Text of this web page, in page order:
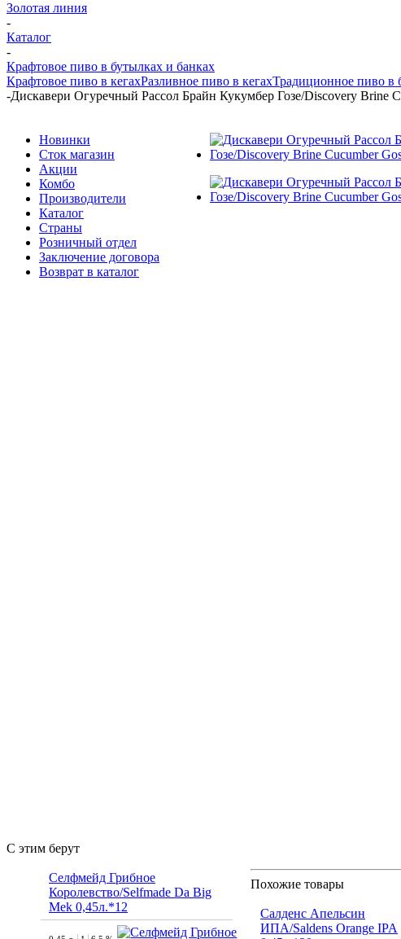
Золотая линия
-
Каталог
-
Крафтовое пиво в бутылках и банках
Крафтовое пиво в кегахРазливное пиво в кегахТрадиционное пиво в
-Дискавери Огуречный Рассол Брайн Кукумбер Гозе/Discovery Brine
Новинки
Сток магазин
Акции
Комбо
Производители
Каталог
Страны
Розничный отдел
Заключение договора
Возврат в каталог
С этим берут
Селфмейд Грибное
Королевство/Selfmade Da Big
Mek 0,45л.*12
Похожие товары
Салденс Апельсин
ИПА/Saldens Orange IPA